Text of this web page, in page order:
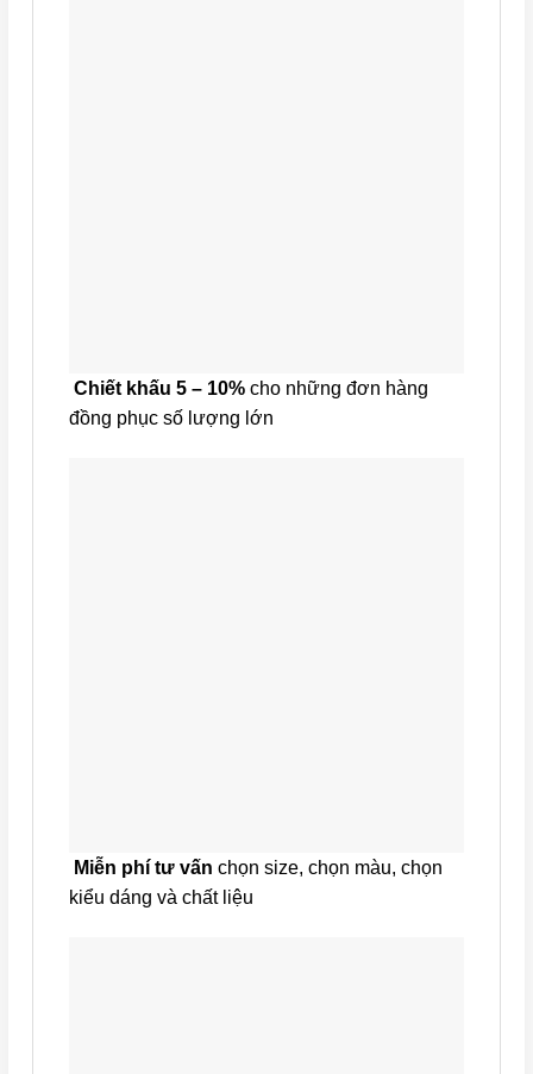
Chiết khấu 5 – 10% cho những đơn hàng
đồng phục số lượng lớn
Miễn phí tư vấn chọn size, chọn màu, chọn
kiểu dáng và chất liệu